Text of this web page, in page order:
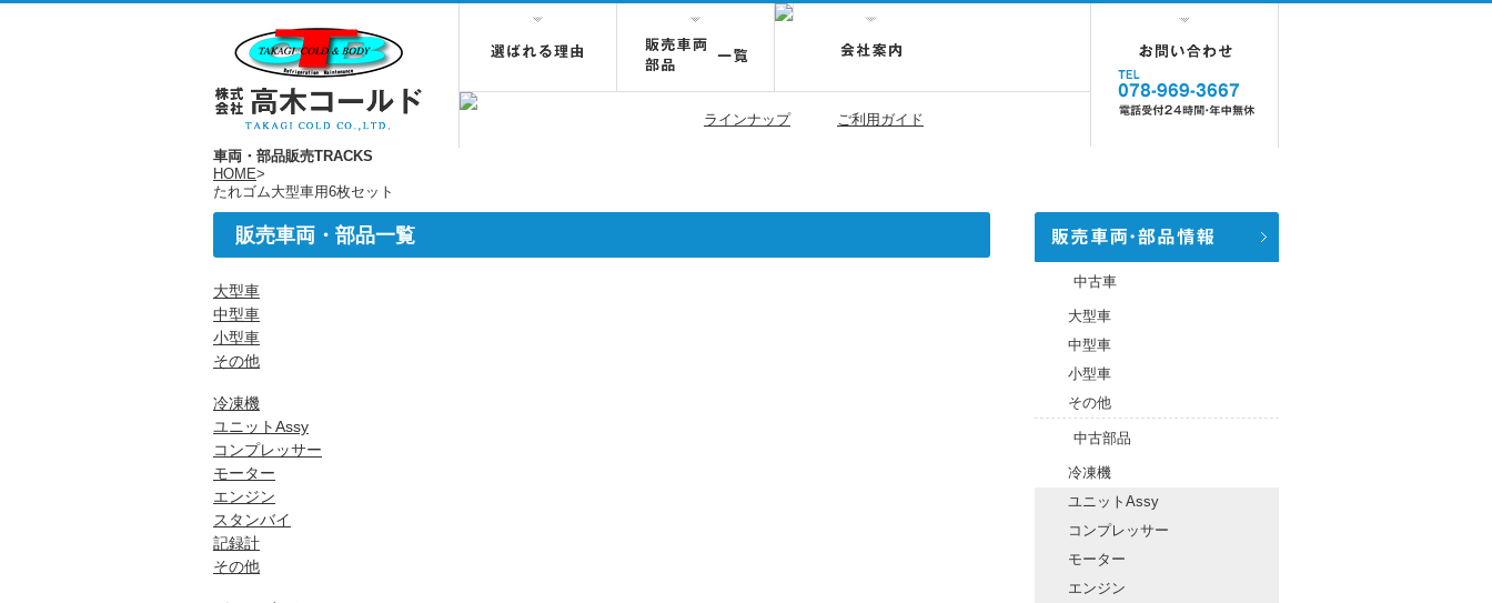
ラインナップ ご利用ガイド
車両・部品販売TRACKS
HOME>
たれゴム大型車用6枚セット
販売車両・部品一覧
大型車
中型車
小型車
その他
冷凍機
ユニットAssy
コンプレッサー
モーター
エンジン
スタンバイ
記録計
その他
中古車
大型車
中型車
小型車
その他
中古部品
冷凍機
ユニットAssy
コンプレッサー
モーター
エンジン